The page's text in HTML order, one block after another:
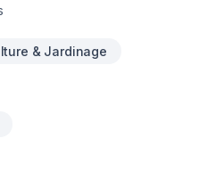
& Jardinage